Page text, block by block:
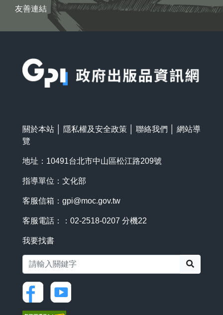
友善連結
關於本站 隱私權及安全政策 聯絡我們
網站導
覽
地址：10491台北市中山區松江路209號
指導單位：文化部
客服信箱： gpi@moc.gov.tw
客服電話：：02-2518-0207 分機22
我要找書